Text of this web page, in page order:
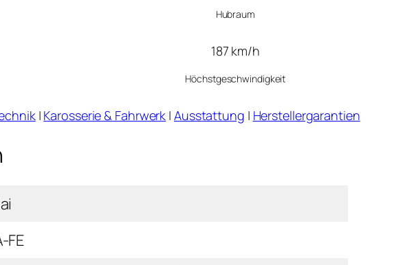
Hubraum
187 km/h
Höchstgeschwindigkeit
| Karosserie & Fahrwerk | Ausstattung | Herstellergarantien
FE